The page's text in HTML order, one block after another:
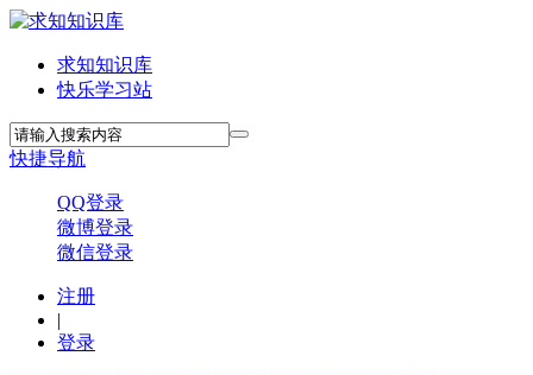
求知知识库
快乐学习站
快捷导航
QQ登录
微博登录
微信登录
注册
|
登录